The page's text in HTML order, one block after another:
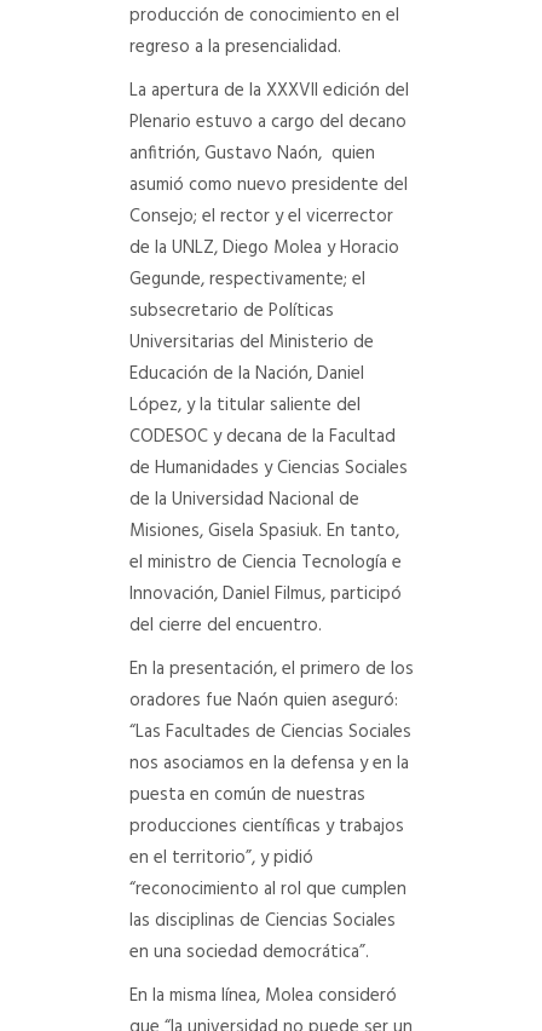
producción de conocimiento en el
regreso a la presencialidad.
La apertura de la XXXVII edición del
Plenario estuvo a cargo del decano
anfitrión, Gustavo Naón, quien
asumió como nuevo presidente del
Consejo; el rector y el vicerrector
de la UNLZ, Diego Molea y Horacio
Gegunde, respectivamente; el
subsecretario de Políticas
Universitarias del Ministerio de
Educación de la Nación, Daniel
López, y la titular saliente del
CODESOC y decana de la Facultad
de Humanidades y Ciencias Sociales
de la Universidad Nacional de
Misiones, Gisela Spasiuk. En tanto,
el ministro de Ciencia Tecnología e
Innovación, Daniel Filmus, participó
del cierre del encuentro.
En la presentación, el primero de los
oradores fue Naón quien aseguró:
“Las Facultades de Ciencias Sociales
nos asociamos en la defensa y en la
puesta en común de nuestras
producciones científicas y trabajos
en el territorio”, y pidió
“reconocimiento al rol que cumplen
las disciplinas de Ciencias Sociales
en una sociedad democrática”.
En la misma línea, Molea consideró